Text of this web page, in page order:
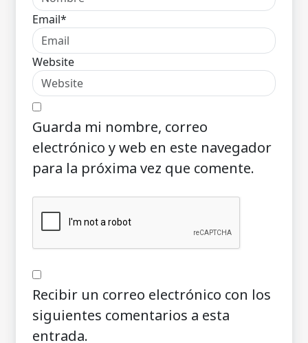
Email*
Website
Guarda mi nombre, correo
electrónico y web en este navegador
para la próxima vez que comente.
Recibir un correo electrónico con los
siguientes comentarios a esta
entrada.